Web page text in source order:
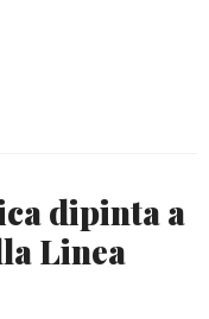
dipinta a
Linea